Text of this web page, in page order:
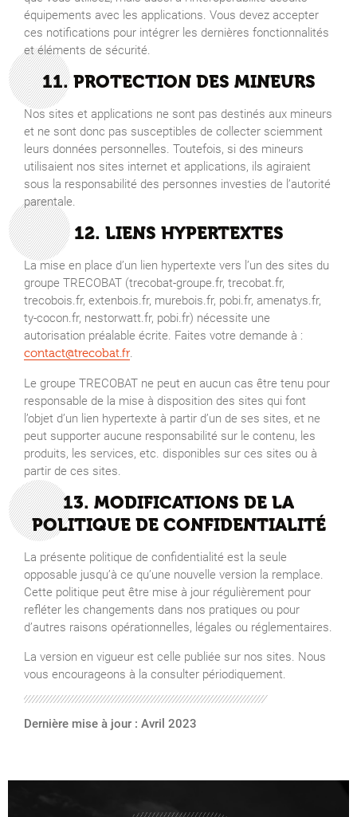
équipements avec les applications. Vous devez accepter
ces notifications pour intégrer les dernières fonctionnalités
et éléments de sécurité.
11. PROTECTION DES MINEURS
Nos sites et applications ne sont pas destinés aux mineurs
et ne sont donc pas susceptibles de collecter sciemment
leurs données personnelles. Toutefois, si des mineurs
utilisaient nos sites internet et applications, ils agiraient
sous la responsabilité des personnes investies de l’autorité
parentale.
12. LIENS HYPERTEXTES
La mise en place d’un lien hypertexte vers l’un des sites du
groupe TRECOBAT (trecobat-groupe.fr, trecobat.fr,
trecobois.fr, extenbois.fr, murebois.fr, pobi.fr, amenatys.fr,
ty-cocon.fr, nestorwatt.fr, pobi.fr) nécessite une
autorisation préalable écrite. Faites votre demande à :
contact@trecobat.fr.
Le groupe TRECOBAT ne peut en aucun cas être tenu pour
responsable de la mise à disposition des sites qui font
l’objet d’un lien hypertexte à partir d’un de ses sites, et ne
peut supporter aucune responsabilité sur le contenu, les
produits, les services, etc. disponibles sur ces sites ou à
partir de ces sites.
13. MODIFICATIONS DE LA
POLITIQUE DE CONFIDENTIALITÉ
La présente politique de confidentialité est la seule
opposable jusqu’à ce qu’une nouvelle version la remplace.
Cette politique peut être mise à jour régulièrement pour
refléter les changements dans nos pratiques ou pour
d’autres raisons opérationnelles, légales ou réglementaires.
La version en vigueur est celle publiée sur nos sites. Nous
vous encourageons à la consulter périodiquement.
Dernière mise à jour : Avril 2023